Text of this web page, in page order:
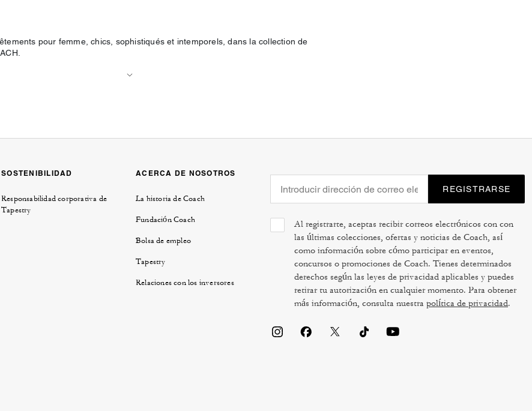
pour femme, chics, sophistiqués et intemporels, dans la collection de
SOSTENIBILIDAD
Responsabilidad corporativa de
Tapestry
ACERCA DE NOSOTROS
La historia de Coach
Fundación Coach
Bolsa de empleo
Tapestry
Relaciones con los inversores
REGISTRARSE
Al registrarte, aceptas recibir correos electrónicos con con
las últimas colecciones, ofertas y noticias de Coach, así
como información sobre cómo participar en eventos,
concursos o promociones de Coach. Tienes determinados
derechos según las leyes de privacidad aplicables y puedes
retirar tu autorización en cualquier momento. Para obtener
más información, consulta nuestra política de privacidad.